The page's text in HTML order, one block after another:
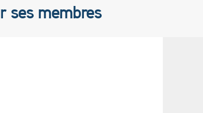
ses membres